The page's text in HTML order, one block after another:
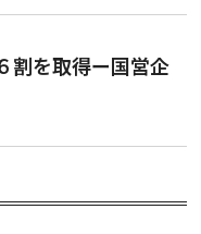
割を取得ー国営企